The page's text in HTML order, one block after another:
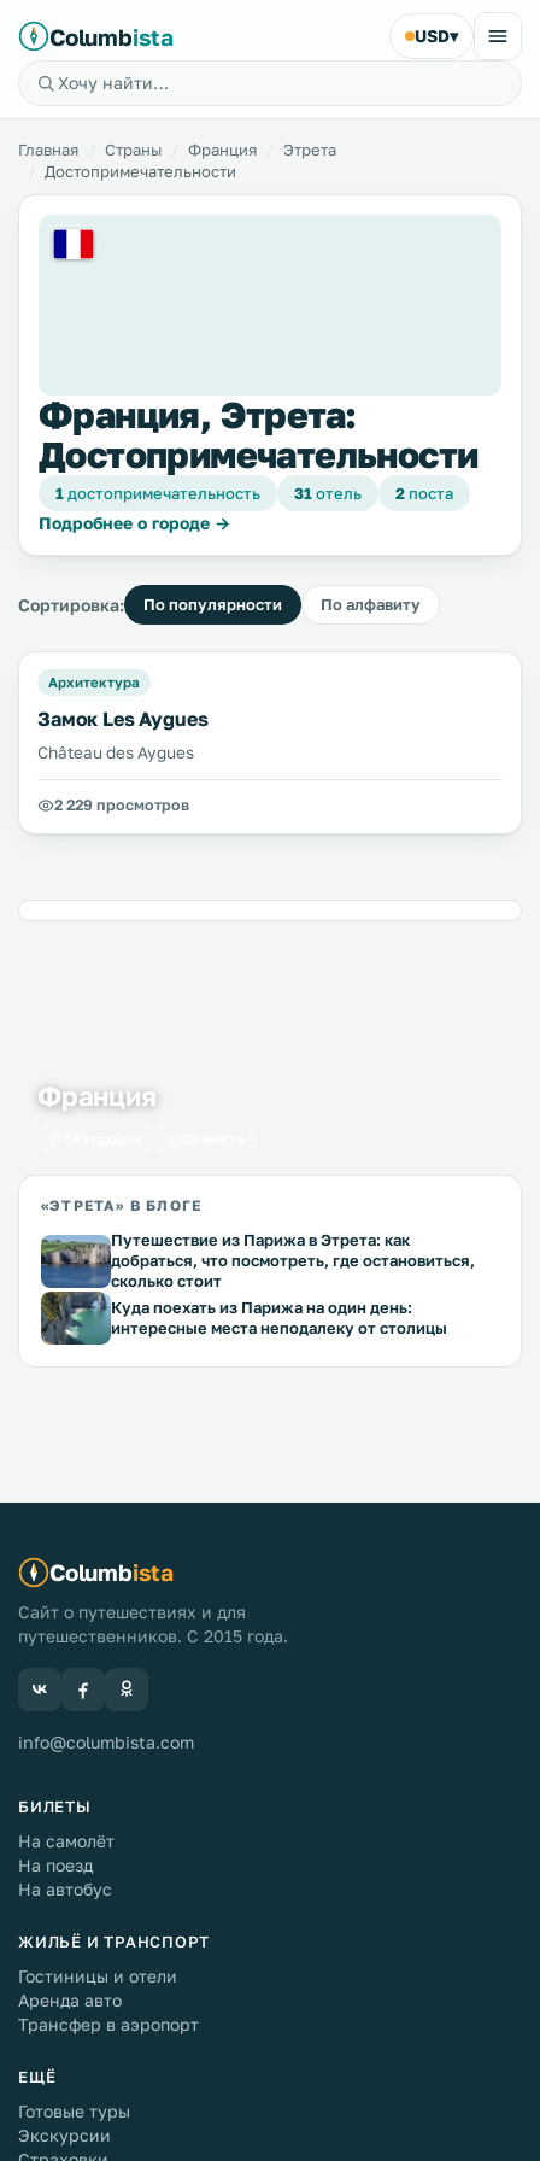
Columbista USD▾
Главная Страны Франция
Этрета
Достопримечательности
Франция, Этрета:
Достопримечательности
1достопримечательность 31отель 2 поста
Подробнее о городе →
Сортировка: По популярности По алфавиту
Архитектура
Замок Les Aygues
Château des Aygues
2 229 просмотров
Франция
«ЭТРЕТА» В БЛОГЕ
Путешествие из Парижа в Этрета: как
добраться, что посмотреть, где остановиться,
сколько стоит
Куда поехать из Парижа на один день:
интересные места неподалеку от столицы
Columbista
Сайт о путешествиях и для
путешественников. С 2015 года.
info@columbista.com
БИЛЕТЫ
На самолёт
На поезд
На автобус
ЖИЛЬЁ И ТРАНСПОРТ
Гостиницы и отели
Аренда авто
Трансфер в аэропорт
ЕЩЁ
Готовые туры
Экскурсии